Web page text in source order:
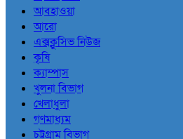
আবহাওয়া
আরো
এক্সক্লুসিভ নিউজ
কৃষি
ক্যাম্পাস
খুলনা বিভাগ
খেলাধুলা
গণমাধ্যম
চট্টগ্রাম বিভাগ